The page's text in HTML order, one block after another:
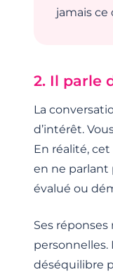
jamais ce
2. Il parle
La
d’intérêt.
En réalité,
en ne parlant
évalué ou
Ses
personnelles.
déséquilibre